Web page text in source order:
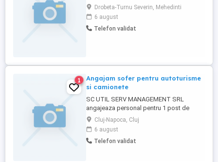
colaborare BOLT! Activitatea flotei se
desfășoară în regiunea Drobeta Turnu
Severin -Dudasu Schelei ,Gura Văii ,Schela
Cladovei Parteneriatul se face prin
Drobeta-Turnu Severin, Mehedinti
6 august
Telefon validat
1
Angajam sofer pentru autoturisme
si camionete
SC UTIL SERV MANAGEMENT SRL
angajeaza personal pentru 1 post de
Sofer de autoturisme si camionete cod
COR 832201 cu contract individual de
munca, pe perioada nedeterminata cu
norma intreaga. Selecție se va desfășura
Cluj-Napoca, Cluj
6 august
Telefon validat